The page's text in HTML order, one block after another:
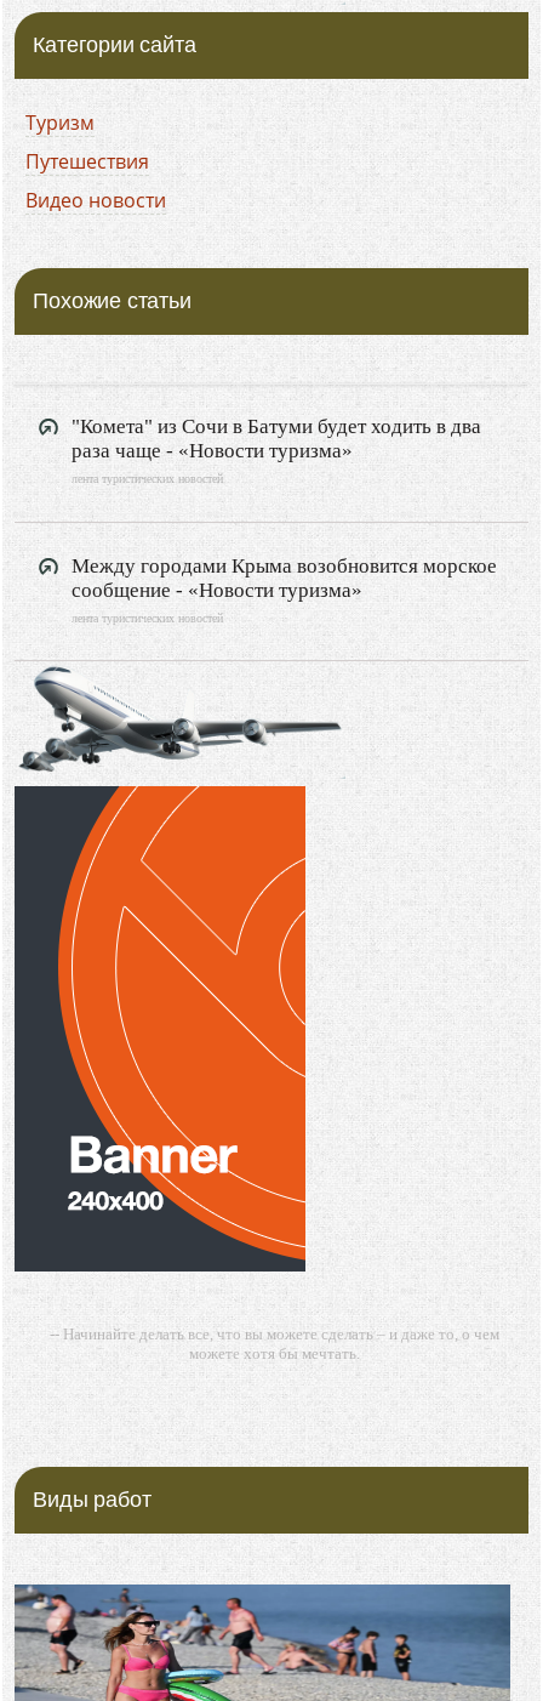
Категории сайта
Туризм
Путешествия
Видео новости
Похожие статьи
"Комета" из Сочи в Батуми будет ходить в два
раза чаще - «Новости туризма»
лента туристических новостей
Между городами Крыма возобновится морское
сообщение - «Новости туризма»
лента туристических новостей
-- Начинайте делать все, что вы можете сделать – и даже то, о чем
можете хотя бы мечтать.
-- Все дело в мыслях. Мысль — начало всего. И мыслями можно
управлять. И поэтому главное дело совершенствования: работать над
мыслями.
-- Идите уверенно по направлению к мечте. Живите той жизнью,
глупость. Из всех страхов самый пугающий — самолюбование.
-- Лучшее, что можно сделать с хорошим советом, это пропустить его
мимо ушей. Он никогда не бывает полезен никому, кроме того, кто его
-- Люблю давать советы и очень не люблю, когда их дают мне.
Виды работ